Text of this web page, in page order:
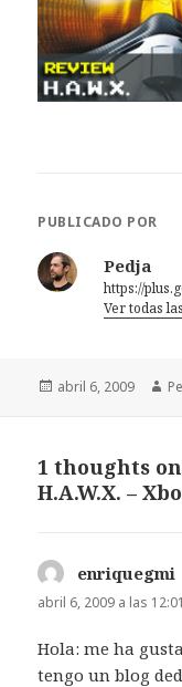
PUBLICADO POR
Pedja
https://
Ver todas
Publicado
abril 6, 2009
1 thoughts on
H.A.W.X. –
enriquegmi
abril 6, 2009 a las
Hola: me ha
tengo un blog